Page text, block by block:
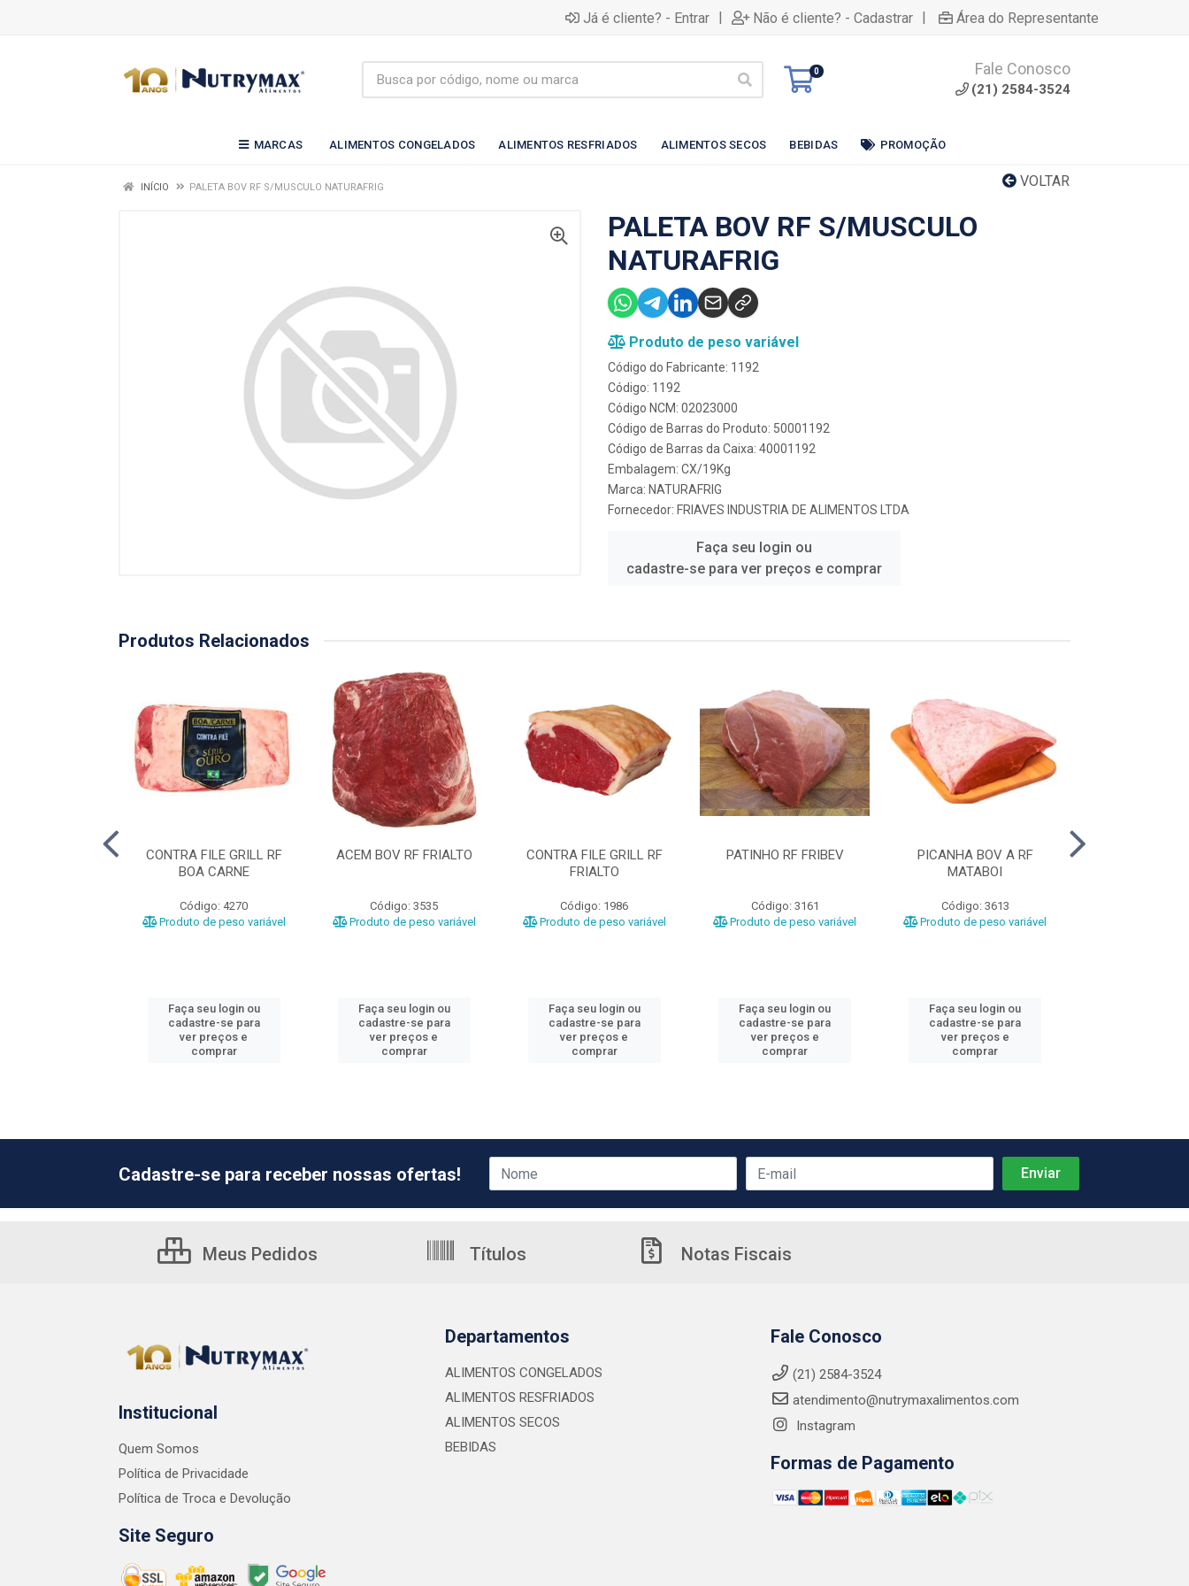
Já é cliente? - Entrar | Não é cliente? - Cadastrar | Área do Representante
0 Fale Conosco
(21) 2584-3524
MARCAS ALIMENTOS CONGELADOS ALIMENTOS RESFRIADOS ALIMENTOS SECOS BEBIDAS PROMOÇÃO
VOLTAR
INÍCIO PALETA BOV RF S/MUSCULO NATURAFRIG
PALETA BOV RF S/MUSCULO
NATURAFRIG
Produto de peso variável
Código do Fabricante: 1192
Código: 1192
Código NCM: 02023000
Código de Barras do Produto: 50001192
Código de Barras da Caixa: 40001192
Embalagem: CX/19Kg
Marca: NATURAFRIG
Fornecedor: FRIAVES INDUSTRIA DE ALIMENTOS LTDA
Faça seu login ou
cadastre-se para ver preços e comprar
Produtos Relacionados
CONTRA FILE GRILL RF
BOA CARNE
Código: 4270
Produto de peso variável
Faça seu login ou
cadastre-se para
ver preços e
comprar
ACEM BOV RF FRIALTO
Código: 3535
Produto de peso variável
Faça seu login ou
cadastre-se para
ver preços e
comprar
CONTRA FILE GRILL RF
FRIALTO
Código: 1986
Produto de peso variável
Faça seu login ou
cadastre-se para
ver preços e
comprar
PATINHO RF FRIBEV
Código: 3161
Produto de peso variável
Faça seu login ou
cadastre-se para
ver preços e
comprar
PICANHA BOV A RF
MATABOI
Código: 3613
Produto de peso variável
Faça seu login ou
cadastre-se para
ver preços e
comprar
Cadastre-se para receber nossas ofertas!
Meus Pedidos Títulos Notas Fiscais
Institucional
Quem Somos
Política de Privacidade
Política de Troca e Devolução
Site Seguro
Departamentos
ALIMENTOS CONGELADOS
ALIMENTOS RESFRIADOS
ALIMENTOS SECOS
BEBIDAS
Fale Conosco
(21) 2584-3524
atendimento@nutrymaxalimentos.com
Instagram
Formas de Pagamento